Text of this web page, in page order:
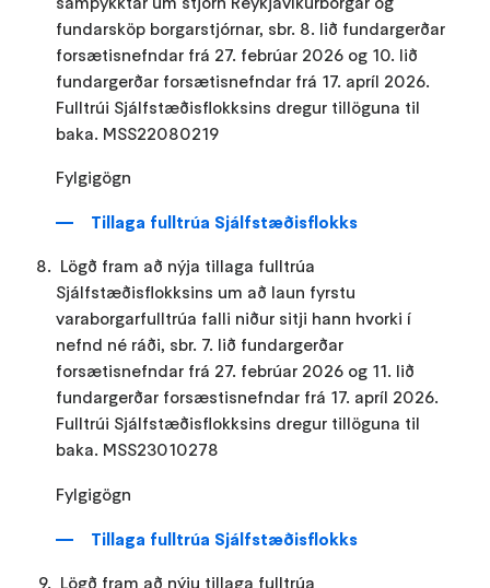
fundarsköp borgarstjórnar, sbr. 8. lið fundargerðar
forsætisnefndar frá 27. febrúar 2026 og 10. lið
fundargerðar forsætisnefndar frá 17. apríl 2026.
Fulltrúi Sjálfstæðisflokksins dregur tillöguna til
baka. MSS22080219
Fylgigögn
Tillaga fulltrúa Sjálfstæðisflokks
Lögð fram að nýja tillaga fulltrúa
Sjálfstæðisflokksins um að laun fyrstu
varaborgarfulltrúa falli niður sitji hann hvorki í
nefnd né ráði, sbr. 7. lið fundargerðar
forsætisnefndar frá 27. febrúar 2026 og 11. lið
fundargerðar forsæstisnefndar frá 17. apríl 2026.
Fulltrúi Sjálfstæðisflokksins dregur tillöguna til
baka. MSS23010278
Fylgigögn
Tillaga fulltrúa Sjálfstæðisflokks
Lögð fram að nýju tillaga fulltrúa